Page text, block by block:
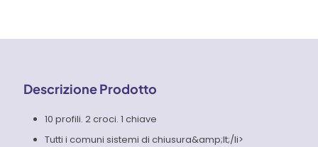
Descrizione Prodotto
10 profili. 2 croci. 1 chiave
Tutti i comuni sistemi di chiusura&amp;lt;/li>